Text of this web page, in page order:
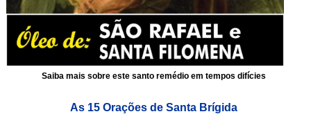
Saiba mais sobre este santo remédio em tempos difícies
As 15 Orações de Santa Brígida